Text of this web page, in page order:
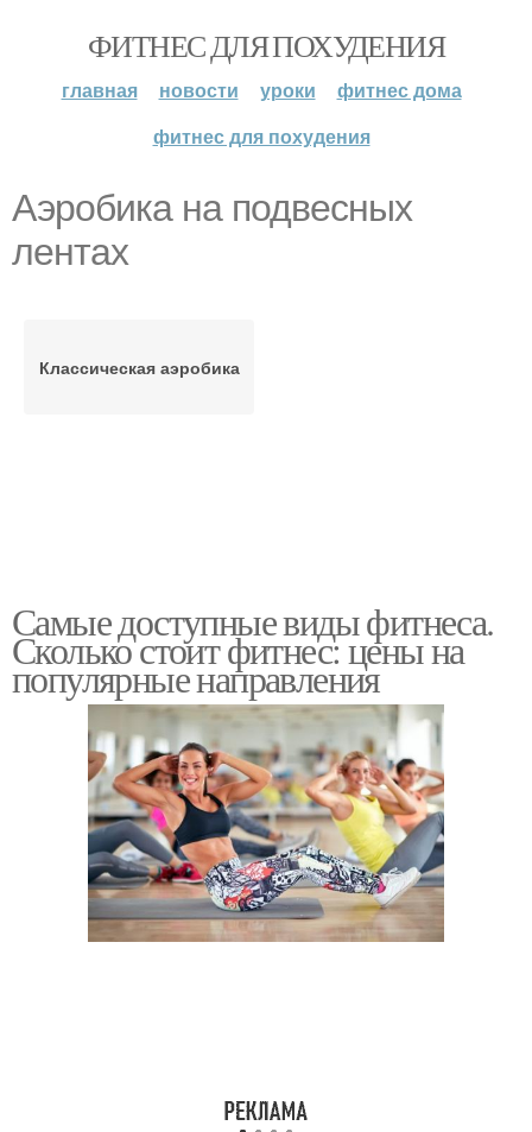
ФИТНЕС ДЛЯ ПОХУДЕНИЯ
главная новости уроки
фитнес дома
фитнес для похудения
Аэробика на подвесных
лентах
Классическая аэробика
Самые доступные виды фитнеса.
Сколько стоит фитнес: цены на
популярные направления